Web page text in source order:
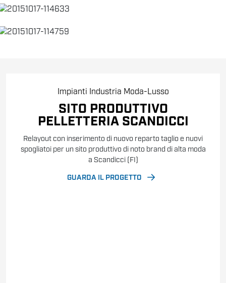
Impianti Industria Moda-Lusso
SITO PRODUTTIVO
PELLETTERIA SCANDICCI
Relayout con inserimento di nuovo reparto taglio e nuovi
spogliatoi per un sito produttivo di noto brand di alta moda
a Scandicci (FI)
GUARDA IL PROGETTO